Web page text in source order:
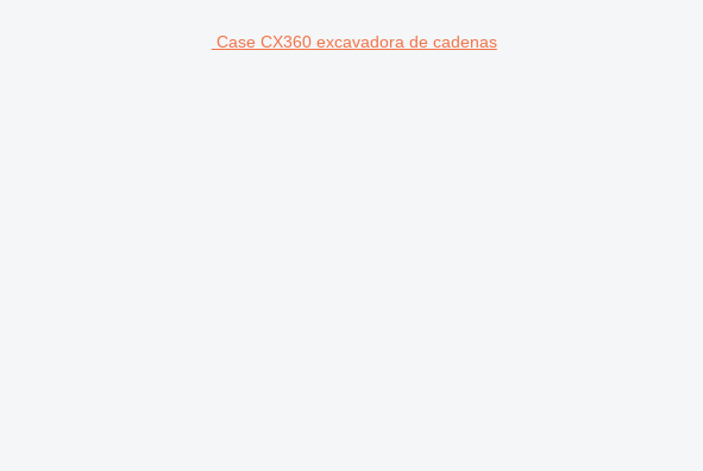
Case CX360 excavadora de cadenas